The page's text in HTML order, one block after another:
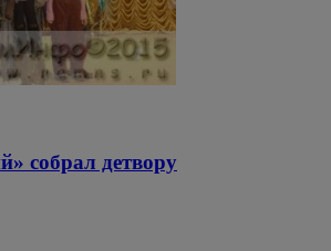
собрал детвору